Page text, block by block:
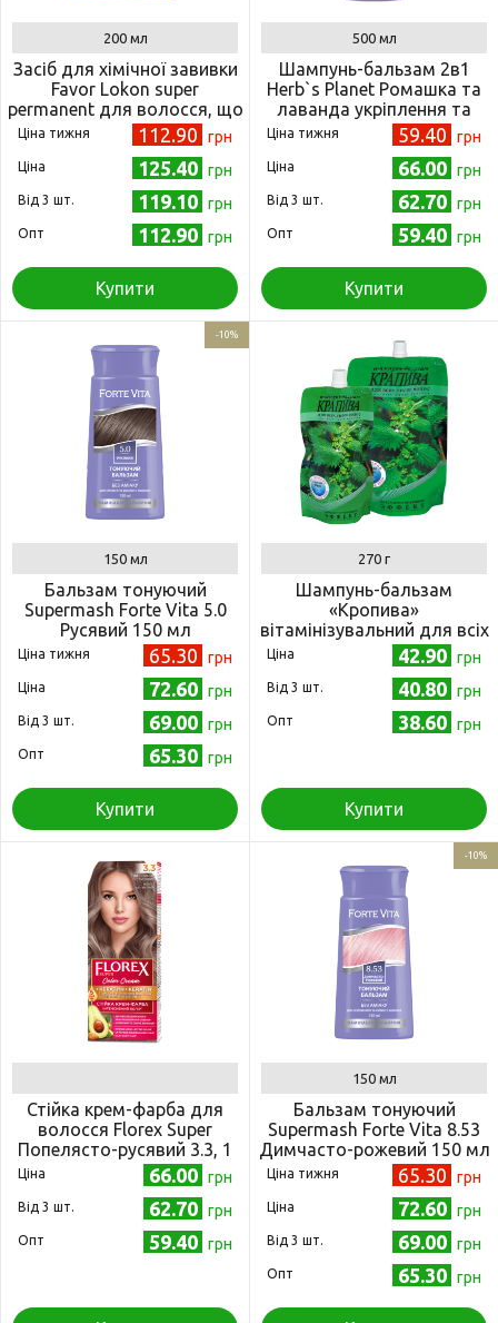
200 мл
Засіб для хімічної завивки
Favor Lokon super
permanent для волосся, що
важко піддається завивці,
200 мл (4823001600316)
Ціна тижня 112.90 грн
Ціна 125.40 грн
Від 3 шт. 119.10 грн
Опт 112.90 грн
Купити
500 мл
Шампунь-бальзам 2в1
Herb`s Planet Ромашка та
лаванда укріплення та
догляд для ослабленого
волосся 500мл
(4820107500649)
Ціна тижня 59.40 грн
Ціна 66.00 грн
Від 3 шт. 62.70 грн
Опт 59.40 грн
Купити
-10%
150 мл
Бальзам тонуючий
Supermash Forte Vita 5.0
Русявий 150 мл
(4823001605120)
Ціна тижня 65.30 грн
Ціна 72.60 грн
Від 3 шт. 69.00 грн
Опт 65.30 грн
Купити
270 г
Шампунь-бальзам
«Кропива»
вітамінізувальний для всіх
типів волосся (дой-пак)
750 г (4820215052689)
Ціна 42.90 грн
Від 3 шт. 40.80 грн
Опт 38.60 грн
Купити
Стійка крем-фарба для
волосся Florex Super
Попелясто-русявий 3.3, 1
шт (4823001603324)
Ціна 66.00 грн
Від 3 шт. 62.70 грн
Опт 59.40 грн
-10%
150 мл
Бальзам тонуючий
Supermash Forte Vita 8.53
Димчасто-рожевий 150 мл
(4823001605205)
Ціна тижня 65.30 грн
Ціна 72.60 грн
Від 3 шт. 69.00 грн
Опт 65.30 грн